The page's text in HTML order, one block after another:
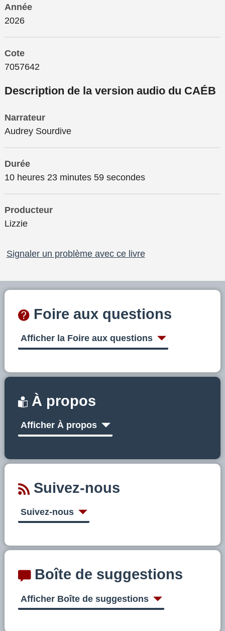
Année
2026
Cote
7057642
Description de la version audio du CAÉB
Narrateur
Audrey Sourdive
Durée
10 heures 23 minutes 59 secondes
Producteur
Lizzie
Signaler un problème avec ce livre
Foire aux questions
Afficher la Foire aux questions
À propos
Afficher À propos
Suivez-nous
Suivez-nous
Boîte de suggestions
Afficher Boîte de suggestions